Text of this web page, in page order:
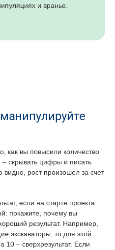
и вранье.
как вы повысили количество
скрывать цифры и писать
рост произошел за счет
если на старте проекта
покажите, почему вы
результат. Например,
экскаваторы, то для этой
10 – сверхрезультат. Если